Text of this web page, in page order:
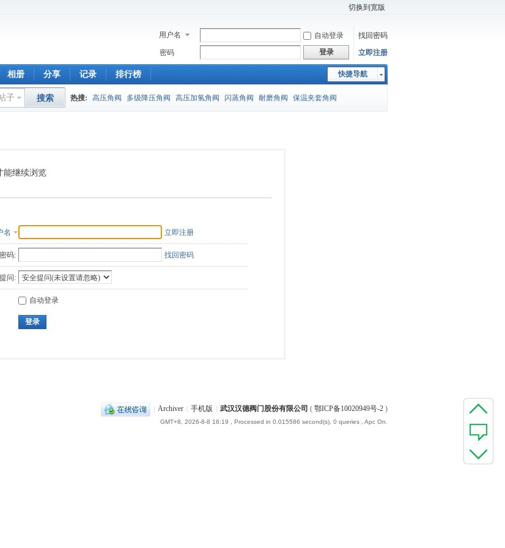
切换到宽版
用户名 自动登录
找回密码
密码
登录 立即注册
快捷导航
相册 分享 记录 排行榜
子 搜索 热搜: 高压角阀 多级降压角阀 高压加氢角阀 闪蒸角阀 耐磨角阀 保温夹套角阀
能继续浏览
名 立即注册
密码: 找回密码
问:
自动登录
登录
Archiver 手机版 武汉汉德阀门股份有限公司 ( 鄂ICP备10020949号-2 )
GMT+8, 2026-8-8 16:19 , Processed in 0.015586 second(s), 0 queries , Apc On.